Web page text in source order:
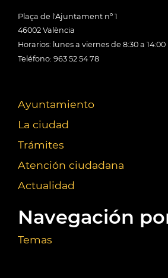
Plaça de l'Ajuntament nº 1
46002 València
Horarios: lunes a viernes de 8:30 a
Teléfono: 963 52 54 78
Ayuntamiento
La ciudad
Trámites
Atención ciudadana
Actualidad
Navegación
Temas